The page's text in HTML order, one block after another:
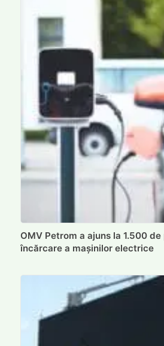
OMV Petrom a ajuns la 1.500
încărcare a mașinilor electrice